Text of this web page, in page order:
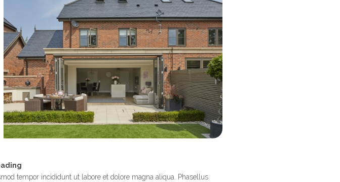
tempor incididunt ut labore et dolore magna aliqua. Phasellus